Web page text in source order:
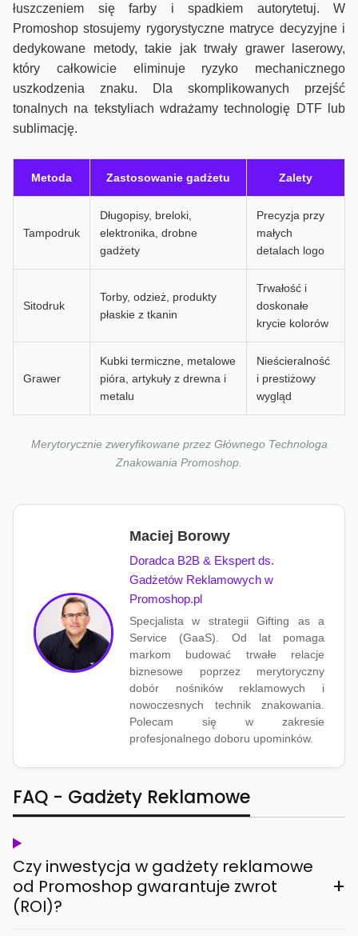
łuszczeniem się farby i spadkiem autorytetuj. W
Promoshop stosujemy rygorystyczne matryce decyzyjne i
dedykowane metody, takie jak trwały grawer laserowy,
który całkowicie eliminuje ryzyko mechanicznego
uszkodzenia znaku. Dla skomplikowanych przejść
tonalnych na tekstyliach wdrażamy technologię DTF lub
sublimację.
Metoda Zastosowanie gadżetu Zalety
Tampodruk
Długopisy, breloki,
elektronika, drobne
gadżety
Precyzja przy
małych
detalach logo
Sitodruk
Torby, odzież, produkty
płaskie z tkanin
Trwałość i
doskonałe
krycie kolorów
Grawer
Kubki termiczne, metalowe
pióra, artykuły z drewna i
metalu
Nieścieralność
i prestiżowy
wygląd
Merytorycznie zweryfikowane przez Głównego Technologa
Znakowania Promoshop.
Maciej Borowy
Doradca B2B & Ekspert ds.
Gadżetów Reklamowych w
Promoshop.pl
Specjalista w strategii Gifting as a
Service (GaaS). Od lat pomaga
markom budować trwałe relacje
biznesowe poprzez merytoryczny
dobór nośników reklamowych i
nowoczesnych technik znakowania.
Polecam się w zakresie
profesjonalnego doboru upominków.
FAQ - Gadżety Reklamowe
Czy inwestycja w gadżety reklamowe
od Promoshop gwarantuje zwrot
(ROI)?
+